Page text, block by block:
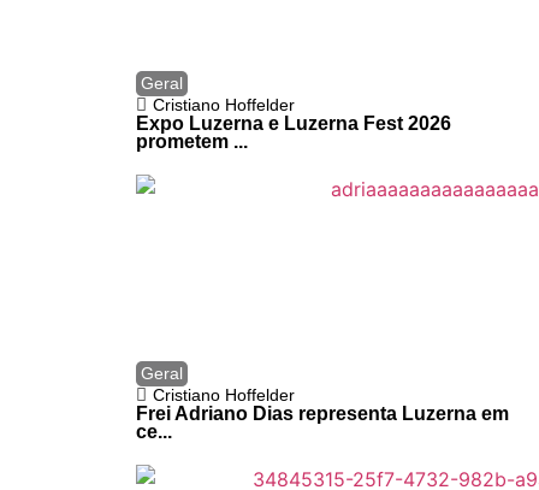
Geral
Cristiano Hoffelder
Expo Luzerna e Luzerna Fest 2026
prometem ...
Geral
Cristiano Hoffelder
Frei Adriano Dias representa Luzerna em
ce...